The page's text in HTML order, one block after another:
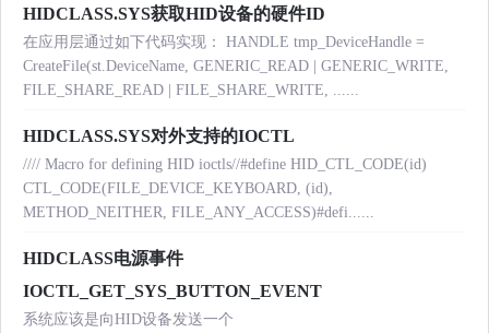
HIDCLASS.SYS获取HID设备的硬件ID
在应用层通过如下代码实现： HANDLE tmp_DeviceHandle =
CreateFile(st.DeviceName, GENERIC_READ | GENERIC_WRITE,
FILE_SHARE_READ | FILE_SHARE_WRITE, ......
HIDCLASS.SYS对外支持的IOCTL
//// Macro for defining HID ioctls//#define HID_CTL_CODE(id)
CTL_CODE(FILE_DEVICE_KEYBOARD, (id),
METHOD_NEITHER, FILE_ANY_ACCESS)#defi......
HIDCLASS电源事件
IOCTL_GET_SYS_BUTTON_EVENT
系统应该是向HID设备发送一个